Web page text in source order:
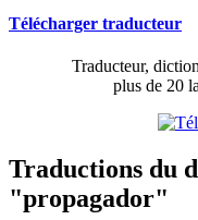
Télécharger traducteur
Traducteur,
plus de 20
Traductions du
"propagador"